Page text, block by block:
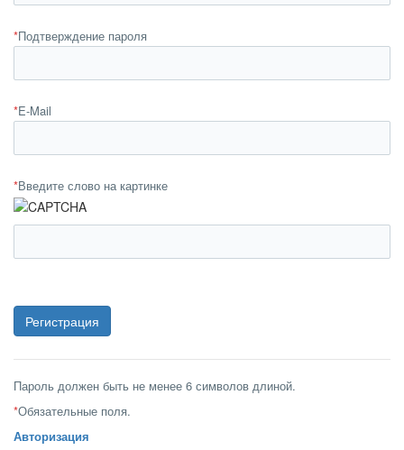
*Подтверждение пароля
*E-Mail
*Введите слово на картинке
Пароль должен быть не менее 6 символов длиной.
*Обязательные поля.
Авторизация